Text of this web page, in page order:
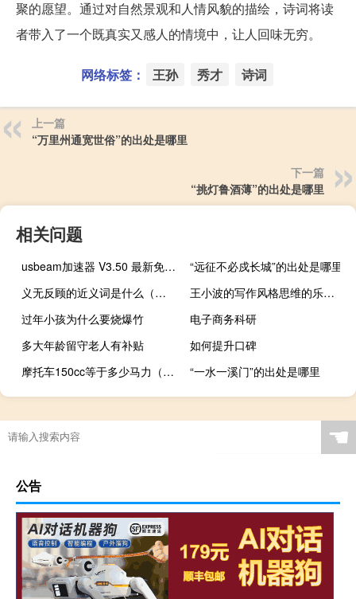
聚的愿望。通过对自然景观和人情风貌的描绘，诗词将读
者带入了一个既真实又感人的情境中，让人回味无穷。
网络标签： 王孙 秀才 诗词
上一篇
“万里州通宽世俗”的出处是哪里
下一篇
“挑灯鲁酒薄”的出处是哪里
相关问题
usbeam加速器 V3.50 最新免费版（usbeam加速器 V3.50 最新免费版功能简介）
“远征不必戍长城”的出处是哪里
义无反顾的近义词是什么（义无反顾的近义词）
王小波的写作风格思维的乐趣特点
过年小孩为什么要烧爆竹
电子商务科研
多大年龄留守老人有补贴
如何提升口碑
摩托车150cc等于多少马力（摩托车150cc是什么意思）
“一水一溪门”的出处是哪里
☚
公告